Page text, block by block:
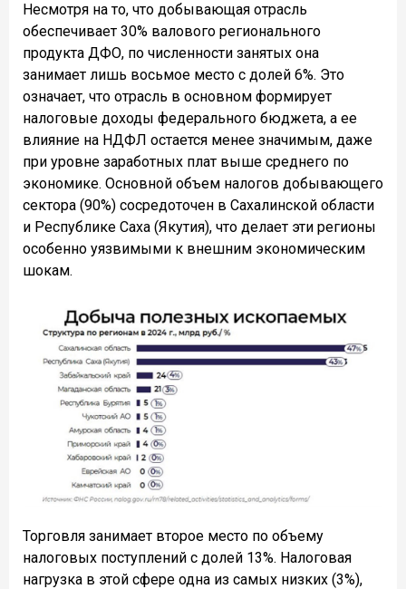
Несмотря на то, что добывающая отрасль
обеспечивает 30% валового регионального
продукта ДФО, по численности занятых она
занимает лишь восьмое место с долей 6%. Это
означает, что отрасль в основном формирует
налоговые доходы федерального бюджета, а ее
влияние на НДФЛ остается менее значимым, даже
при уровне заработных плат выше среднего по
экономике. Основной объем налогов добывающего
сектора (90%) сосредоточен в Сахалинской области
и Республике Саха (Якутия), что делает эти регионы
особенно уязвимыми к внешним экономическим
шокам.
Торговля занимает второе место по объему
налоговых поступлений с долей 13%. Налоговая
нагрузка в этой сфере одна из самых низких (3%),